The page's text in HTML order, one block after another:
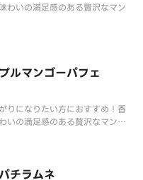
わいの満足感のある贅沢なマン
ルマンゴーパフェ
りになりたい方におすすめ！香
いの満足感のある贅沢なマンゴ
チラムネ